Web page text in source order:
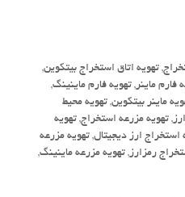
, تهویه اتاق استخراج بیتکوین,
فارم ماینر, تهویه فارم ماینینگ,
ماینر بیتکوین, تهویه محیط
, تهویه مزرعه استخراج, تهویه
استخراج ارز دیجیتال, تهویه مزرعه
رمزارز, تهویه مزرعه ماینینگ,